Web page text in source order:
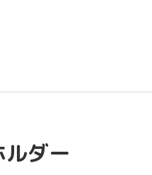
ダー